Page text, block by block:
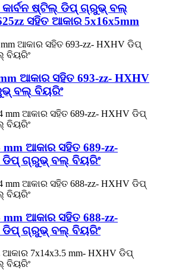
କାର୍ବନ ଷ୍ଟିଲ୍ ଡିପ୍ ଗ୍ରୁଭ୍ ବଲ୍
ସହିତ ଆକାର 5x16x5mm
ଆକାର ସହିତ 693-zz- HXHV
ବଲ୍ ବିୟରିଂ
mm ଆକାର ସହିତ 689-zz-
ଡିପ୍ ଗ୍ରୁଭ୍ ବଲ୍ ବିୟରିଂ
mm ଆକାର ସହିତ 688-zz-
ଡିପ୍ ଗ୍ରୁଭ୍ ବଲ୍ ବିୟରିଂ